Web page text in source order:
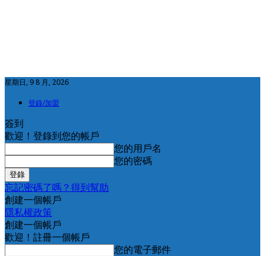
星期日, 9 8 月, 2026
登錄/加盟
簽到
歡迎！登錄到您的帳戶
您的用戶名
您的密碼
忘記密碼了嗎？得到幫助
創建一個帳戶
隱私權政策
創建一個帳戶
歡迎！註冊一個帳戶
您的電子郵件